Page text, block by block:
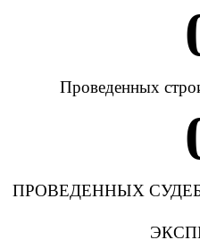
Проведенных
ПРОВЕДЕННЫХ